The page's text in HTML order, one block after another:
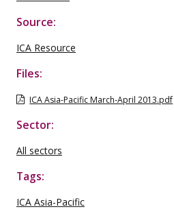
Source:
ICA Resource
Files:
ICA Asia-Pacific March-April 2013.pdf
Sector:
All sectors
Tags:
ICA Asia-Pacific